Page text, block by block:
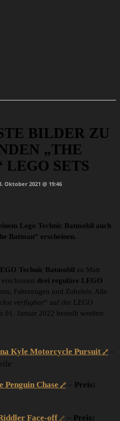
BILDER ZU
„THE
LEGO SETS
Oktober 2021 @ 19:46
Lego Technic Batmobil auch
Batman“ erscheinen.
Technic Batmobil zu Matt
erscheinen drei reguläre LEGO
Fahrzeugen und Zubehör. Alle
verfügbar“ auf der LEGO
01. Januar 2022 bestellt werden:
Kyle Motorcycle Pursuit
–
Penguin Chase – Preis:
Face-off – Preis: